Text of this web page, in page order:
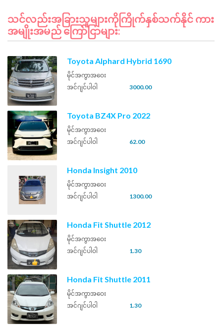
သင်လည်းအခြားသူများကိုကြိုက်နှစ်သက်နိုင် ကား
အမျိုးအမည် ကြော်ငြာများ:
Toyota Alphard Hybrid 1690
မိုင်အကွာအဝေး
အင်ဂျင်ပါဝါ
3000.00
Toyota BZ4X Pro 2022
မိုင်အကွာအဝေး
အင်ဂျင်ပါဝါ
62.00
Honda Insight 2010
မိုင်အကွာအဝေး
အင်ဂျင်ပါဝါ
1300.00
Honda Fit Shuttle 2012
မိုင်အကွာအဝေး
အင်ဂျင်ပါဝါ
1.30
Honda Fit Shuttle 2011
မိုင်အကွာအဝေး
အင်ဂျင်ပါဝါ
1.30